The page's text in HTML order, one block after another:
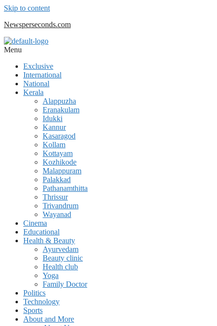
Skip to content
Newsperseconds.com
Menu
Exclusive
International
National
Kerala
Alappuzha
Eranakulam
Idukki
Kannur
Kasaragod
Kollam
Kottayam
Kozhikode
Malappuram
Palakkad
Pathanamthitta
Thrissur
Trivandrum
Wayanad
Cinema
Educational
Health & Beauty
Ayurvedam
Beauty clinic
Health club
Yoga
Family Doctor
Politics
Technology
Sports
About and More